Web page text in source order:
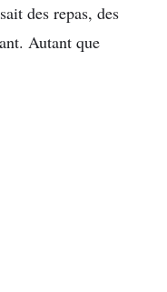
des repas, des
Autant que